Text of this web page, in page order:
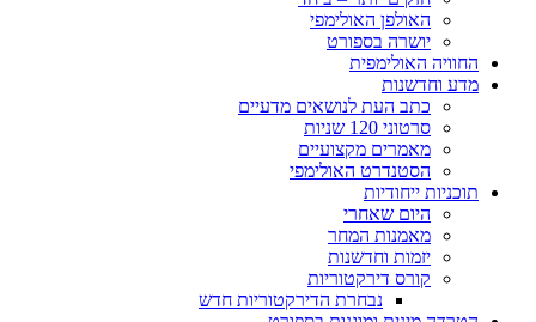
האולפן האולימפי
יושרה בספורט
החוויה האולימפית
מדע וחדשנות
כתב העת לנושאים מדעיים
סרטוני 120 שניות
מאמרים מקצועיים
הסטנדרט האולימפי
תוכניות ייחודיות
היום שאחרי
מאמנות המחר
יזמות וחדשנות
קורס דירקטוריות
נבחרת הדירקטוריות חדש